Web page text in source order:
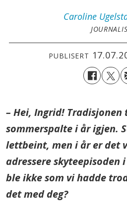
Caroline
PUBLISERT
– Hei, Ingrid!
sommerspalte i år igjen.
lettbeint, men i år er det
adressere skyteepisoden
ble ikke som vi hadde
det med deg?